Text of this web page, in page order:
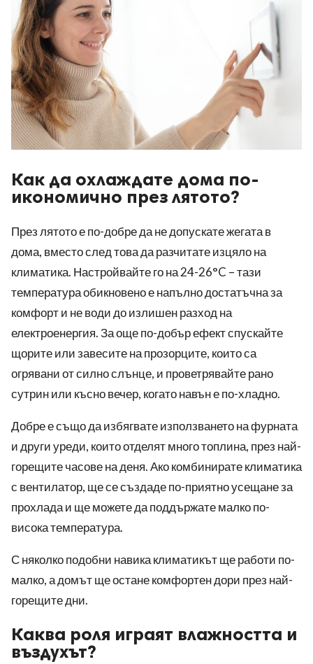
Как да охлаждате дома по-
икономично през лятото?
През лятото е по-добре да не допускате жегата в
дома, вместо след това да разчитате изцяло на
климатика. Настройвайте го на 24-26°C – тази
температура обикновено е напълно достатъчна за
комфорт и не води до излишен разход на
електроенергия. За още по-добър ефект спускайте
щорите или завесите на прозорците, които са
огрявани от силно слънце, и проветрявайте рано
сутрин или късно вечер, когато навън е по-хладно.
Добре е също да избягвате използването на фурната
и други уреди, които отделят много топлина, през най-
горещите часове на деня. Ако комбинирате климатика
с вентилатор, ще се създаде по-приятно усещане за
прохлада и ще можете да поддържате малко по-
висока температура.
С няколко подобни навика климатикът ще работи по-
малко, а домът ще остане комфортен дори през най-
горещите дни.
Каква роля играят влажността и
въздухът?